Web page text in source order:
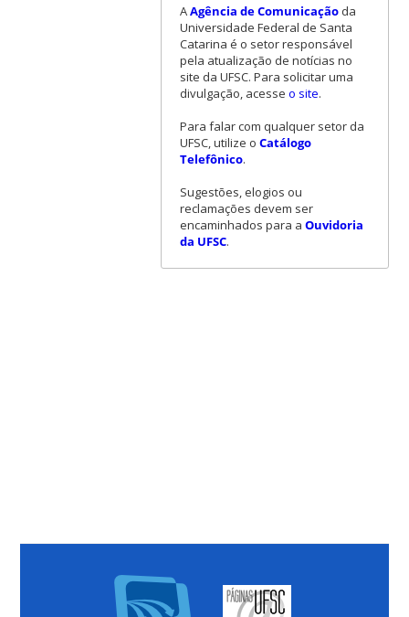
AAgência de Comunicaçãoda
Universidade Federal de Santa
Catarina é o setor responsável
pela atualização de notícias no
site da UFSC. Para solicitar uma
divulgação, acesse o site.
Para falar com qualquer setor da
UFSC, utilize o Catálogo
Telefônico.
Sugestões, elogios ou
reclamações devem ser
encaminhados para a Ouvidoria
da UFSC.